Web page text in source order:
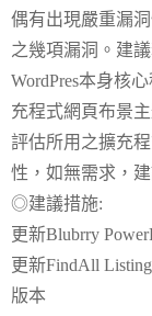
偶有出現嚴重漏
之幾項漏洞。建
WordPres本身核
充程式網頁布景
評估所用之擴充
性，如無需求，建
◎建議措施:
更新Blubrry
更新FindAll
版本